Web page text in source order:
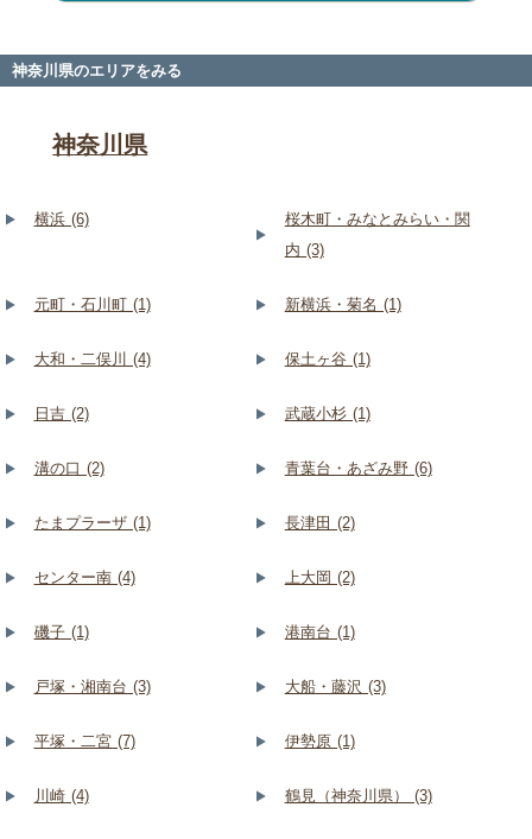
神奈川県のエリアをみる
神奈川県
横浜 (6)
桜木町・みなとみらい・関
内 (3)
元町・石川町 (1) 新横浜・菊名 (1)
大和・二俣川 (4) 保土ヶ谷 (1)
日吉 (2) 武蔵小杉 (1)
溝の口 (2) 青葉台・あざみ野 (6)
たまプラーザ (1) 長津田 (2)
センター南 (4) 上大岡 (2)
磯子 (1) 港南台 (1)
戸塚・湘南台 (3) 大船・藤沢 (3)
平塚・二宮 (7) 伊勢原 (1)
川崎 (4) 鶴見（神奈川県） (3)